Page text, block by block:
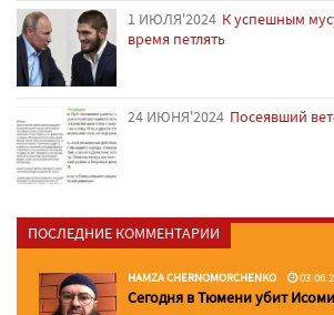
1 ИЮЛЯ'2024 К успешным
время петлять
24 ИЮНЯ'2024 Посеявший
ПОСЛЕДНИЕ КОММЕНТАРИИ
HAMZA CHERNOMORCHENKO
Сегодня в Тюмени убит